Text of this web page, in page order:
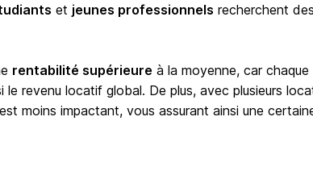
et jeunes professionnels recherchent
rentabilité supérieure à la moyenne, car chaque
revenu locatif global. De plus, avec plusieurs
moins impactant, vous assurant ainsi une